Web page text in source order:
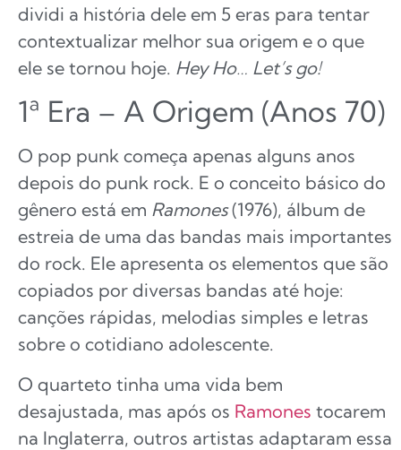
dividi a história dele em 5 eras para tentar
contextualizar melhor sua origem e o que
ele se tornou hoje. Hey Ho… Let’s go!
1ª Era – A Origem (Anos 70)
O pop punk começa apenas alguns anos
depois do punk rock. E o conceito básico do
gênero está em Ramones(1976), álbum de
estreia de uma das bandas mais importantes
do rock. Ele apresenta os elementos que são
copiados por diversas bandas até hoje:
canções rápidas, melodias simples e letras
sobre o cotidiano adolescente.
O quarteto tinha uma vida bem
desajustada, mas após os Ramones tocarem
na Inglaterra, outros artistas adaptaram essa